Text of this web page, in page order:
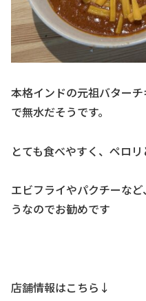
本格インドの元祖バター
で無水だそうです。
とても食べやすく、ペロリ
エビフライやパクチーな
うなのでお勧めです
店舗情報はこちら↓